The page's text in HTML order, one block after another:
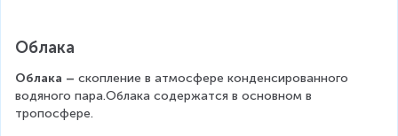
Облака
Облака – скопление в атмосфере конденсированного
водяного пара.Облака содержатся в основном в
тропосфере.